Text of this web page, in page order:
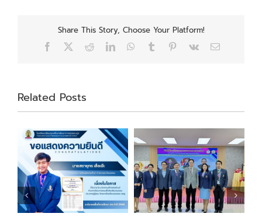
Share This Story, Choose Your Platform!
Facebook RedditLinkedInWhatsApp
Tumblr Pinterest
Vk Email
Related Posts